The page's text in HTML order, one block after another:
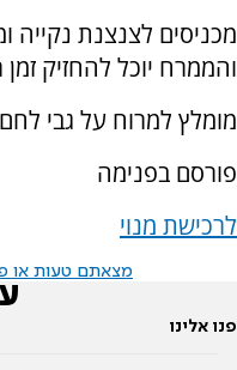
מכניסים לצנצנת נקייה
והממרח יוכל להחזיק
מומלץ למרוח על גבי
פורסם בפנימה
לרכישת מנוי
מצאתם טעות או
פנו אלינו